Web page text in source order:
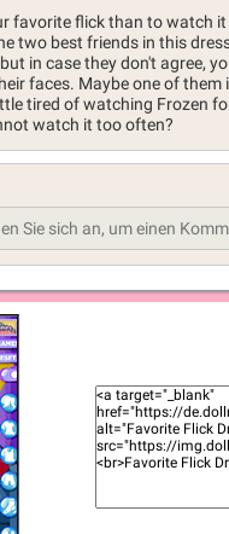
favorite flick than to watch it
two best friends in this
in case they don't agree,
faces. Maybe one of them
tired of watching Frozen
watch it too often?